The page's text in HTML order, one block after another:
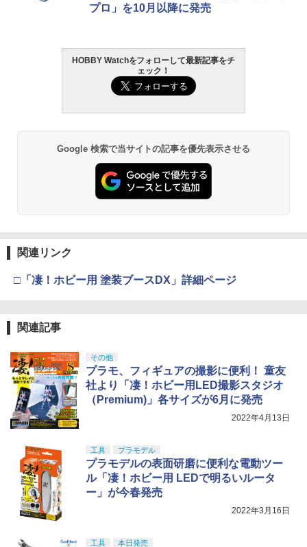
￥1,728
￥1,850
【楽天ランキング1位入賞】ゆらゆらイ
カちゃん イカおもちゃ 充電式 子供用 知
￥4,246
￥4,440
TAMASHII NATIONS S.H.フィギュアー
ツ（真骨彫製法） 仮面ライダーBLACK
RX 約150mm PVC&ABS&布製 塗装済み
TAMASHII NATIONS S.H.フィギュアー
ツ ONE PIECE シャンクス -マリンフォ
ード頂上決戦- 約165mm PVC&ABS&布
4
タカラトミー(TAKARA TOMY) T-SPAR
5
TAMASHII NATIONS S.H.フィギュアー
ツ 攻殻機動隊 THE GHOST IN THE SHE
LL 草薙素子 約140mm PVC&ABS製 塗
￥9,618
￥4,200
HG 機動戦士ガンダム00 グラハム専用ユ
ニオンフラッグカスタム 1/144スケール
色分け済みプラモデル
￥1,850
BANDAI SPIRITS(バンダイスピリッツ)
30MS SIS-H00 セスティエ[カラーC] 色
分け済みプラモデル
HGAW 機動新世紀ガンダムX ガンダムエ
アマスター 1/144スケール 色分け済みプ
5
BANDAI SPIRITS(バンダイ スピリッツ)
30MS Fate/Grand Order アルトリア・
キャスター 色分け済みプラモデル
￥3,384
東京マルイ (TOKYO MARUI) ガスブロー
バックマシンガン No.14 20式 5.56mm
小銃 18歳以上 ガスブローバック
￥193,900
東京マルイ(TOKYO MARUI) No.21 H&K
USP HG 18歳以上エアーHOPハンドガン
￥3,409
4
￥4,761
動
￥2,666
￥748
タミヤ クラフトツールシリーズ No.123
先細薄刃ニッパー (ゲートカット用) プラ
モデル用工具 74123
￥2,781
LOCTITE(ロックタイト) シールはがし
プレミアム 220ml
￥962
型用接着剤 87003
5
GSIクレオス Mr.トップコート 水性プレ
ミアムトップコートスプレー つや消し 8
8ml ホビー用仕上材 B603
￥710
プロ」を10月以降に発売
HOBBY Watchをフォローして最新記事をチ
ェック！
Google 検索で当サイトの記事を優先表示させる
関連リンク
□「凄！ホビー用 塗装ブースDX」詳細ページ
関連記事
その他
プラモ、フィギュアの撮影に便利！ 童友
社より「凄！ホビー用LED撮影スタジオ
（Premium)」各サイズが6月に発売
2022年4月13日
工具 プラモデル
プラモデルの表面研磨に便利な電動ツー
ル「凄！ホビー用 LEDで明るいルータ
ー」が今春発売
2022年3月16日
工具 本日発売